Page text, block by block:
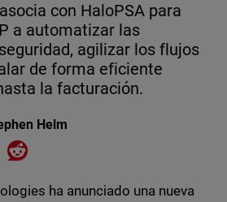
con HaloPSA para
a automatizar las
agilizar los flujos
de forma eficiente
la facturación.
Helm
on X
Share on Reddit
ha anunciado una nueva